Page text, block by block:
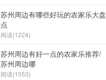
苏州周边有哪些好玩的农家乐大盘
点
阅读(1224)
苏州周边有好一点的农家乐推荐/
苏州周边哪
阅读(1053)